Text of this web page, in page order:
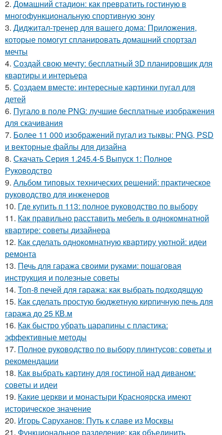
2. Домашний стадион: как превратить гостиную в
многофункциональную спортивную зону
3. Диджитал-тренер для вашего дома: Приложения,
которые помогут спланировать домашний спортзал
мечты
4. Создай свою мечту: бесплатный 3D планировщик для
квартиры и интерьера
5. Создаем вместе: интересные картинки пугал для
детей
6. Пугало в поле PNG: лучшие бесплатные изображения
для скачивания
7. Более 11 000 изображений пугал из тыквы: PNG, PSD
и векторные файлы для дизайна
8. Скачать Серия 1.245.4-5 Выпуск 1: Полное
Руководство
9. Альбом типовых технических решений: практическое
руководство для инженеров
10. Где купить п 113: полное руководство по выбору
11. Как правильно расставить мебель в однокомнатной
квартире: советы дизайнера
12. Как сделать однокомнатную квартиру уютной: идеи
ремонта
13. Печь для гаража своими руками: пошаговая
инструкция и полезные советы
14. Топ-8 печей для гаража: как выбрать подходящую
15. Как сделать простую бюджетную кирпичную печь для
гаража до 25 КВ.м
16. Как быстро убрать царапины с пластика:
эффективные методы
17. Полное руководство по выбору плинтусов: советы и
рекомендации
18. Как выбрать картину для гостиной над диваном:
советы и идеи
19. Какие церкви и монастыри Красноярска имеют
историческое значение
20. Игорь Саруханов: Путь к славе из Москвы
21. Функциональное разделение: как объединить